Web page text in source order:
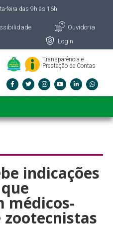
feira das 9h às 16h
Ouvidoria
Login
Transparência e
Prestação de Contas
indicações
médicos-